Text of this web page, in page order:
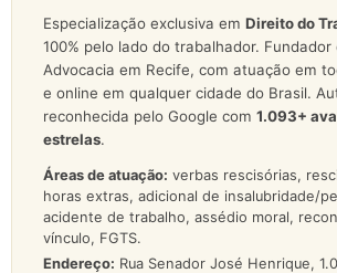
Especialização exclusiva em Direito do
100% pelo lado do trabalhador. Fundador
Advocacia em Recife, com atuação em
e online em qualquer cidade do Brasil.
reconhecida pelo Google com 1.093+
estrelas.
Áreas de atuação: verbas rescisórias,
horas extras, adicional de insalubridade/
acidente de trabalho, assédio moral,
vínculo, FGTS.
Endereço: Rua Senador José Henrique,